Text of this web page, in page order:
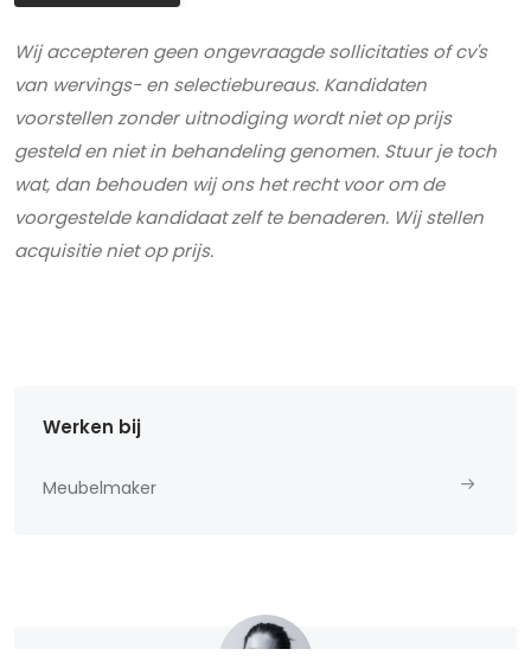
Wij accepteren geen ongevraagde sollicitaties of cv's
van wervings- en selectiebureaus. Kandidaten
voorstellen zonder uitnodiging wordt niet op prijs
gesteld en niet in behandeling genomen. Stuur je toch
wat, dan behouden wij ons het recht voor om de
voorgestelde kandidaat zelf te benaderen. Wij stellen
acquisitie niet op prijs.
Werken bij
Meubelmaker